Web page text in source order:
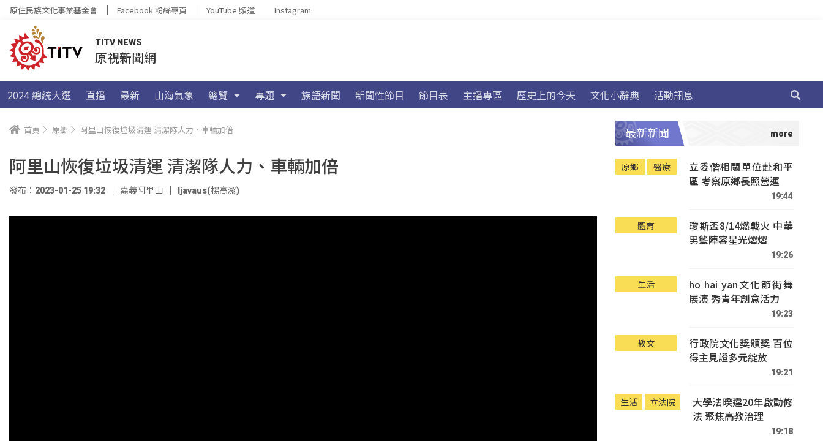
原住民族文化事業基金會 Facebook 粉絲專頁 YouTube 頻道 Instagram
TITV NEWS
原視新聞網
2024 總統大選 直播 最新 山海氣象 總覽 專題 族語新聞 新聞性節目 節目表 主播專區 歷史上的今天 文化小辭典 活動訊息
首頁 原鄉 阿里山恢復垃圾清運 清潔隊人力、車輛加倍
阿里山恢復垃圾清運 清潔隊人力、車輛加倍
發布：2023-01-25 19:32 嘉義阿里山 ljavaus(楊高潔)
最新新聞
原鄉 醫療
立委偕相關單位赴和平
區 考察原鄉長照營運
19:44
體育
瓊斯盃8/14燃戰火 中華
男籃陣容星光熠熠
19:26
生活
ho hai yan文化節街舞
展演 秀青年創意活力
19:23
教文
行政院文化獎頒獎 百位
得主見證多元綻放
19:21
生活 立法院
大學法暌違20年啟動修
法 聚焦高教治理
19:18